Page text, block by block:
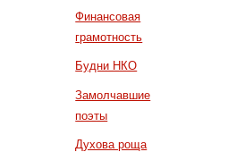
Финансовая
грамотность
Будни НКО
Замолчавшие
поэты
Духова роща